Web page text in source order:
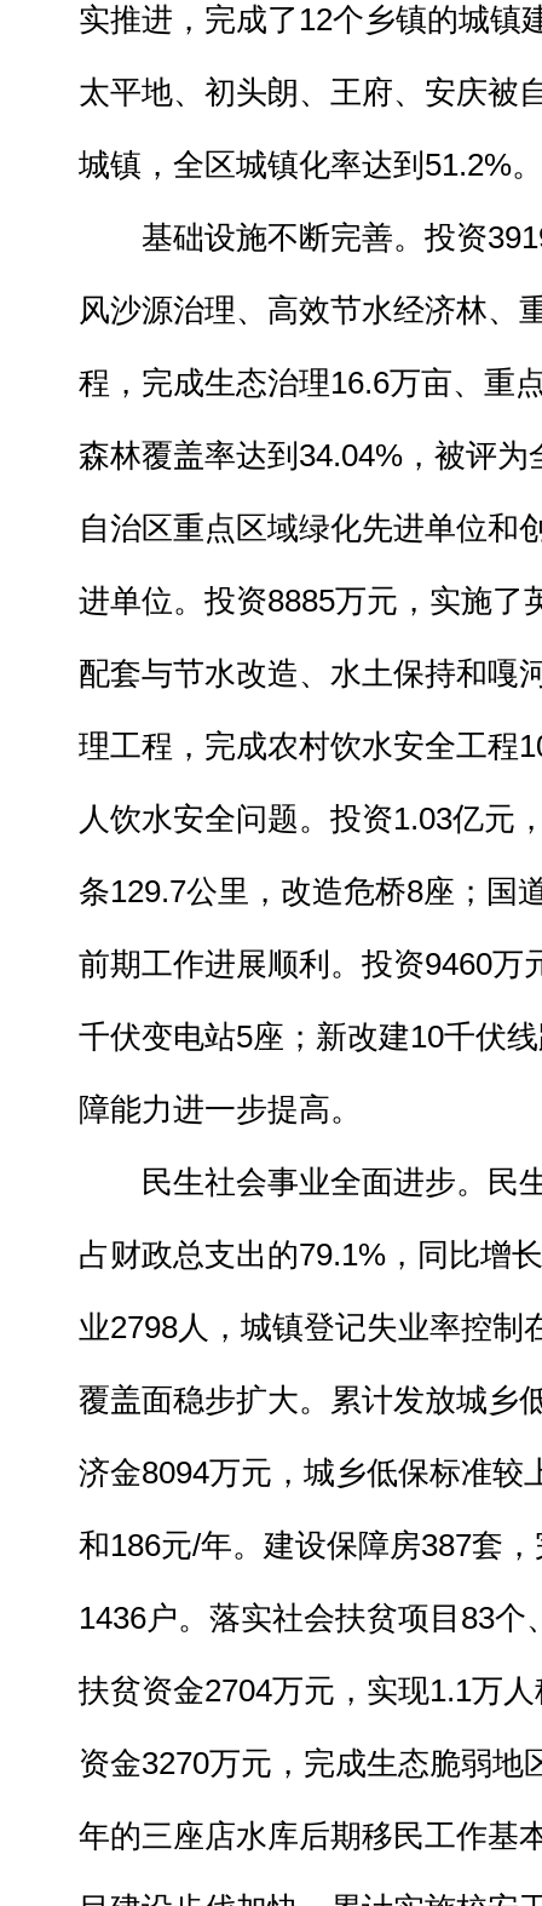
实推进，完成了12个乡镇的城镇
太平地、初头朗、王府、安庆被
城镇，全区城镇化率达到51.2%。
基础设施不断完善。投资
风沙源治理、高效节水经济林、
程，完成生态治理16.6万亩、重
森林覆盖率达到34.04%，被评
自治区重点区域绿化先进单位和
进单位。投资8885万元，实施了
配套与节水改造、水土保持和嘎
理工程，完成农村饮水安全工程
人饮水安全问题。投资1.03亿元
条129.7公里，改造危桥8座；国
前期工作进展顺利。投资9460万
千伏变电站5座；新改建10千伏
障能力进一步提高。
民生社会事业全面进步。民
占财政总支出的79.1%，同比增
业2798人，城镇登记失业率控制
覆盖面稳步扩大。累计发放城乡
济金8094万元，城乡低保标准较
和186元/年。建设保障房387套
1436户。落实社会扶贫项目83个
扶贫资金2704万元，实现1.1万
资金3270万元，完成生态脆弱地
年的三座店水库后期移民工作基